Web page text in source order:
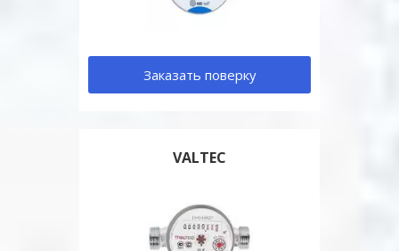
Заказать поверку
VALTEC